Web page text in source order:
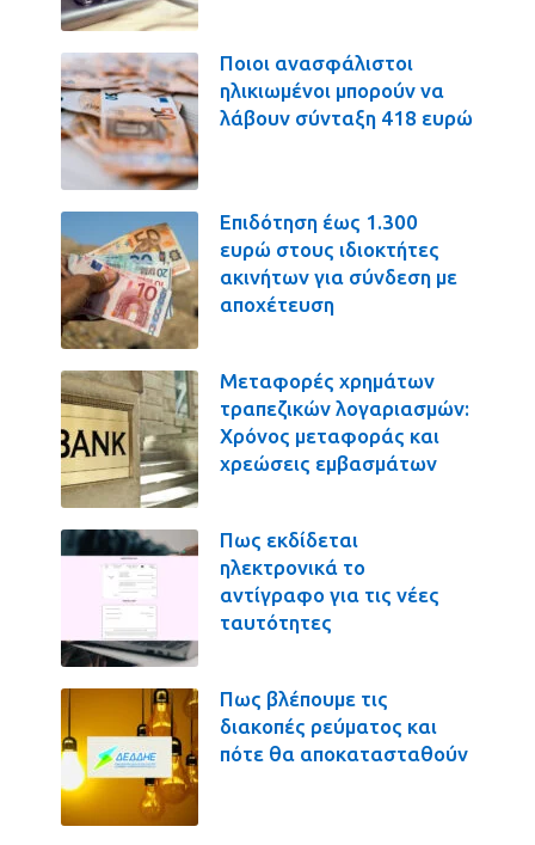
Ποιοι ανασφάλιστοι
ηλικιωμένοι μπορούν να
λάβουν σύνταξη 418 ευρώ
Επιδότηση έως 1.300
ευρώ στους ιδιοκτήτες
ακινήτων για σύνδεση με
αποχέτευση
Μεταφορές χρημάτων
τραπεζικών λογαριασμών:
Χρόνος μεταφοράς και
χρεώσεις εμβασμάτων
Πως εκδίδεται
ηλεκτρονικά το
αντίγραφο για τις νέες
ταυτότητες
Πως βλέπουμε τις
διακοπές ρεύματος και
πότε θα αποκατασταθούν